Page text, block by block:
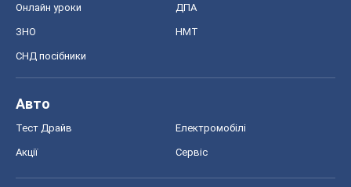
Онлайн уроки ДПА
ЗНО НМТ
СНД посібники
Авто
Тест Драйв Електромобілі
Акції Сервіс